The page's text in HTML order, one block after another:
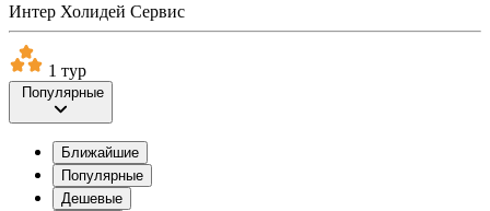
Интер Холидей Сервис
1 тур
Популярные
Ближайшие
Популярные
Дешевые